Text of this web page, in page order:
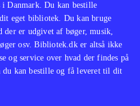
Danmark. Du kan bestille
eget bibliotek. Du kan bruge
er udgivet af bøger, musik,
osv. Bibliotek.dk er altså ikke
og service over hvad der findes på
du kan bestille og få leveret til dit